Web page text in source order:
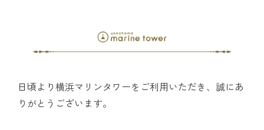
日頃より横浜マリンタワーをご利用いただき、誠にあ
りがとうございます。